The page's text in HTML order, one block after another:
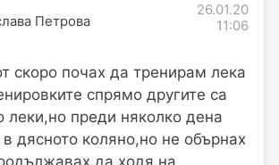
Петрова
26.01.20
11:06
скоро почах да тренирам лека
спрямо другите са
леки,но преди няколко дена
в дясното коляно,но не обърнах
да ходя на